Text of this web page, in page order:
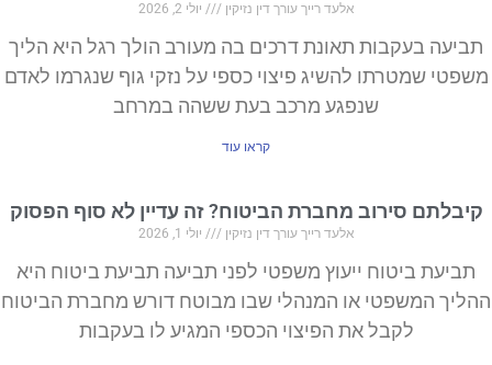
אלעד רייך עורך דין נזיקין יולי 2, 2026
תביעה בעקבות תאונת דרכים בה מעורב הולך רגל היא הליך
משפטי שמטרתו להשיג פיצוי כספי על נזקי גוף שנגרמו לאדם
שנפגע מרכב בעת ששהה במרחב
קראו עוד
קיבלתם סירוב מחברת הביטוח? זה עדיין לא סוף הפסוק
אלעד רייך עורך דין נזיקין יולי 1, 2026
תביעת ביטוח ייעוץ משפטי לפני תביעה תביעת ביטוח היא
ההליך המשפטי או המנהלי שבו מבוטח דורש מחברת הביטוח
לקבל את הפיצוי הכספי המגיע לו בעקבות